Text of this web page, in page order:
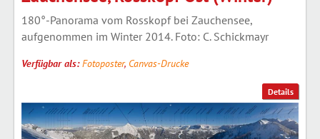
Details
180°-Panorama vom Rosskopf bei Zauchensee,
aufgenommen im Winter 2014. Foto: C. Schickmayr
Verfügbar als:Fotoposter, Canvas-Drucke